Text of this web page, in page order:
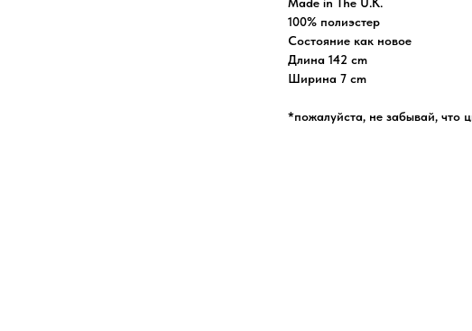
100% полиэстер
Состояние как новое
Длина 142 cm
Ширина 7 cm
*пожалуйста, не забывай, что